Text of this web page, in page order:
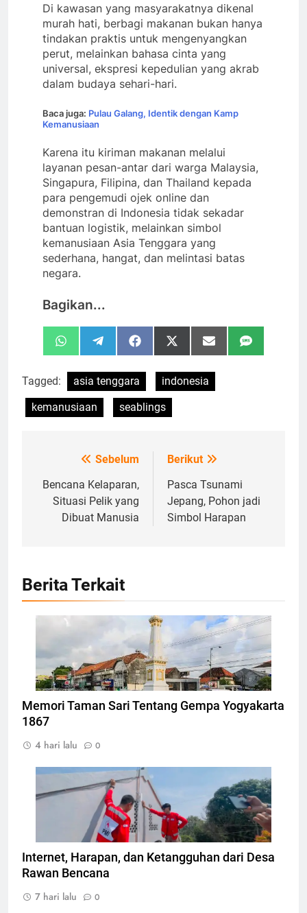
Di kawasan yang masyarakatnya dikenal
murah hati, berbagi makanan bukan hanya
tindakan praktis untuk mengenyangkan
perut, melainkan bahasa cinta yang
universal, ekspresi kepedulian yang akrab
dalam budaya sehari-hari.
Baca juga: Pulau Galang, Identik dengan Kamp
Kemanusiaan
Karena itu kiriman makanan melalui
layanan pesan-antar dari warga Malaysia,
Singapura, Filipina, dan Thailand kepada
para pengemudi ojek online dan
demonstran di Indonesia tidak sekadar
bantuan logistik, melainkan simbol
kemanusiaan Asia Tenggara yang
sederhana, hangat, dan melintasi batas
negara.
Bagikan...
Share
on
WhatsAppShare
on
TelegramShare
on
FacebookShare
on
X
(Twitter)
Share
on
Email Share
on
SMS
Tagged: asia tenggara
indonesia
kemanusiaan
seablings
Navigasi
pos
Sebelum
Bencana Kelaparan,
Situasi Pelik yang
Dibuat Manusia
Berikut
Pasca Tsunami
Jepang, Pohon jadi
Simbol Harapan
Berita Terkait
Tugu Yogyakarta, Foto: Photo by CEphoto, Uwe
Aranas
Memori Taman Sari Tentang Gempa Yogyakarta
1867
4 hari lalu
0
Pemasangan teknologi konektivitas internet
berbasis komunitas, Foto: Atep Maulana
Internet, Harapan, dan Ketangguhan dari Desa
Rawan Bencana
7 hari lalu
0